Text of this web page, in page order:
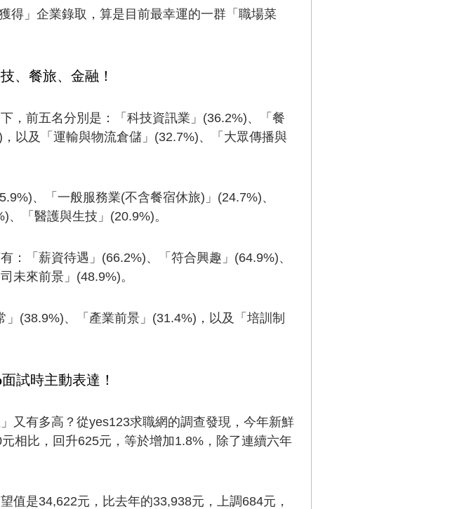
得」企業錄取，算是目前最幸運的一群「職場菜
、餐旅、金融！
，前五名分別是：「科技資訊業」(36.2%)、「餐
以及「運輸與物流倉儲」(32.7%)、「大眾傳播與
、「一般服務業(不含餐宿休旅)」(24.7%)、
、「醫護與生技」(20.9%)。
：「薪資待遇」(66.2%)、「符合興趣」(64.9%)、
未來前景」(48.9%)。
(38.9%)、「產業前景」(31.4%)，以及「培訓制
試時主動表達！
又有多高？從yes123求職網的調查發現，今年新鮮
相比，回升625元，等於增加1.8%，除了連續六年
值是34,622元，比去年的33,938元，上調684元，